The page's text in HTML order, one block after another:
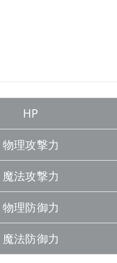
HP
物理攻撃力
魔法攻撃力
物理防御力
魔法防御力